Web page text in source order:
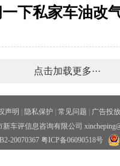
下私家车油改
点击加载更多···
声明 隐私保护 常见问题
广告投放
新车评信息咨询有限公司
20070367 粤ICP备06090518号